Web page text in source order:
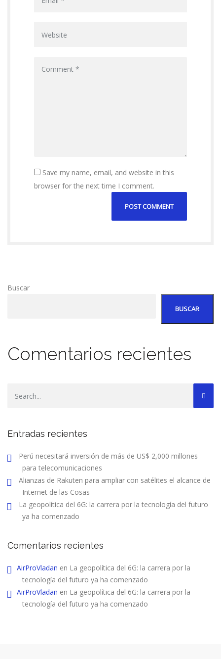
Save my name, email, and website in this
browser for the next time I comment.
Buscar
BUSCAR
Comentarios recientes
Entradas recientes
Perú necesitará inversión de más de US$ 2,000 millones
para telecomunicaciones
Alianzas de Rakuten para ampliar con satélites el alcance de
Internet de las Cosas
La geopolítica del 6G: la carrera por la tecnología del futuro
ya ha comenzado
Comentarios recientes
AirProVladan en La geopolítica del 6G: la carrera por la
tecnología del futuro ya ha comenzado
AirProVladan en La geopolítica del 6G: la carrera por la
tecnología del futuro ya ha comenzado